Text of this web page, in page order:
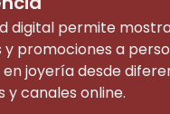
digital permite
promociones a
joyería desde
canales online.